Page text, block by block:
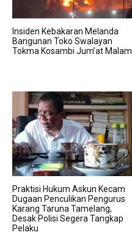
Insiden Kebakaran Melanda
Bangunan Toko Swalayan
Tokma Kosambi Jum’at Malam
Praktisi Hukum Askun Kecam
Dugaan Penculikan Pengurus
Karang Taruna Tamelang,
Desak Polisi Segera Tangkap
Pelaku